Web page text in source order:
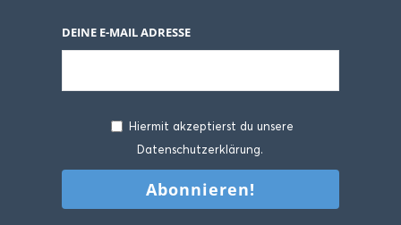
Röstkartoffel-Salat
DEINE E-MAIL ADRESSE
Hiermit akzeptierst du unsere
Datenschutzerklärung.